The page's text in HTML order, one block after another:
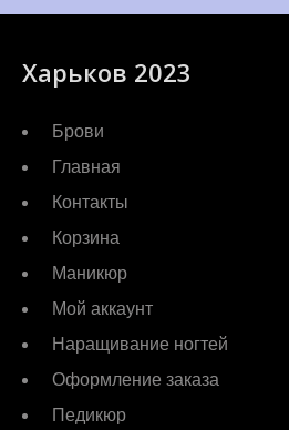
Харьков 2023
Брови
Главная
Контакты
Корзина
Маникюр
Мой аккаунт
Наращивание ногтей
Оформление заказа
Педикюр